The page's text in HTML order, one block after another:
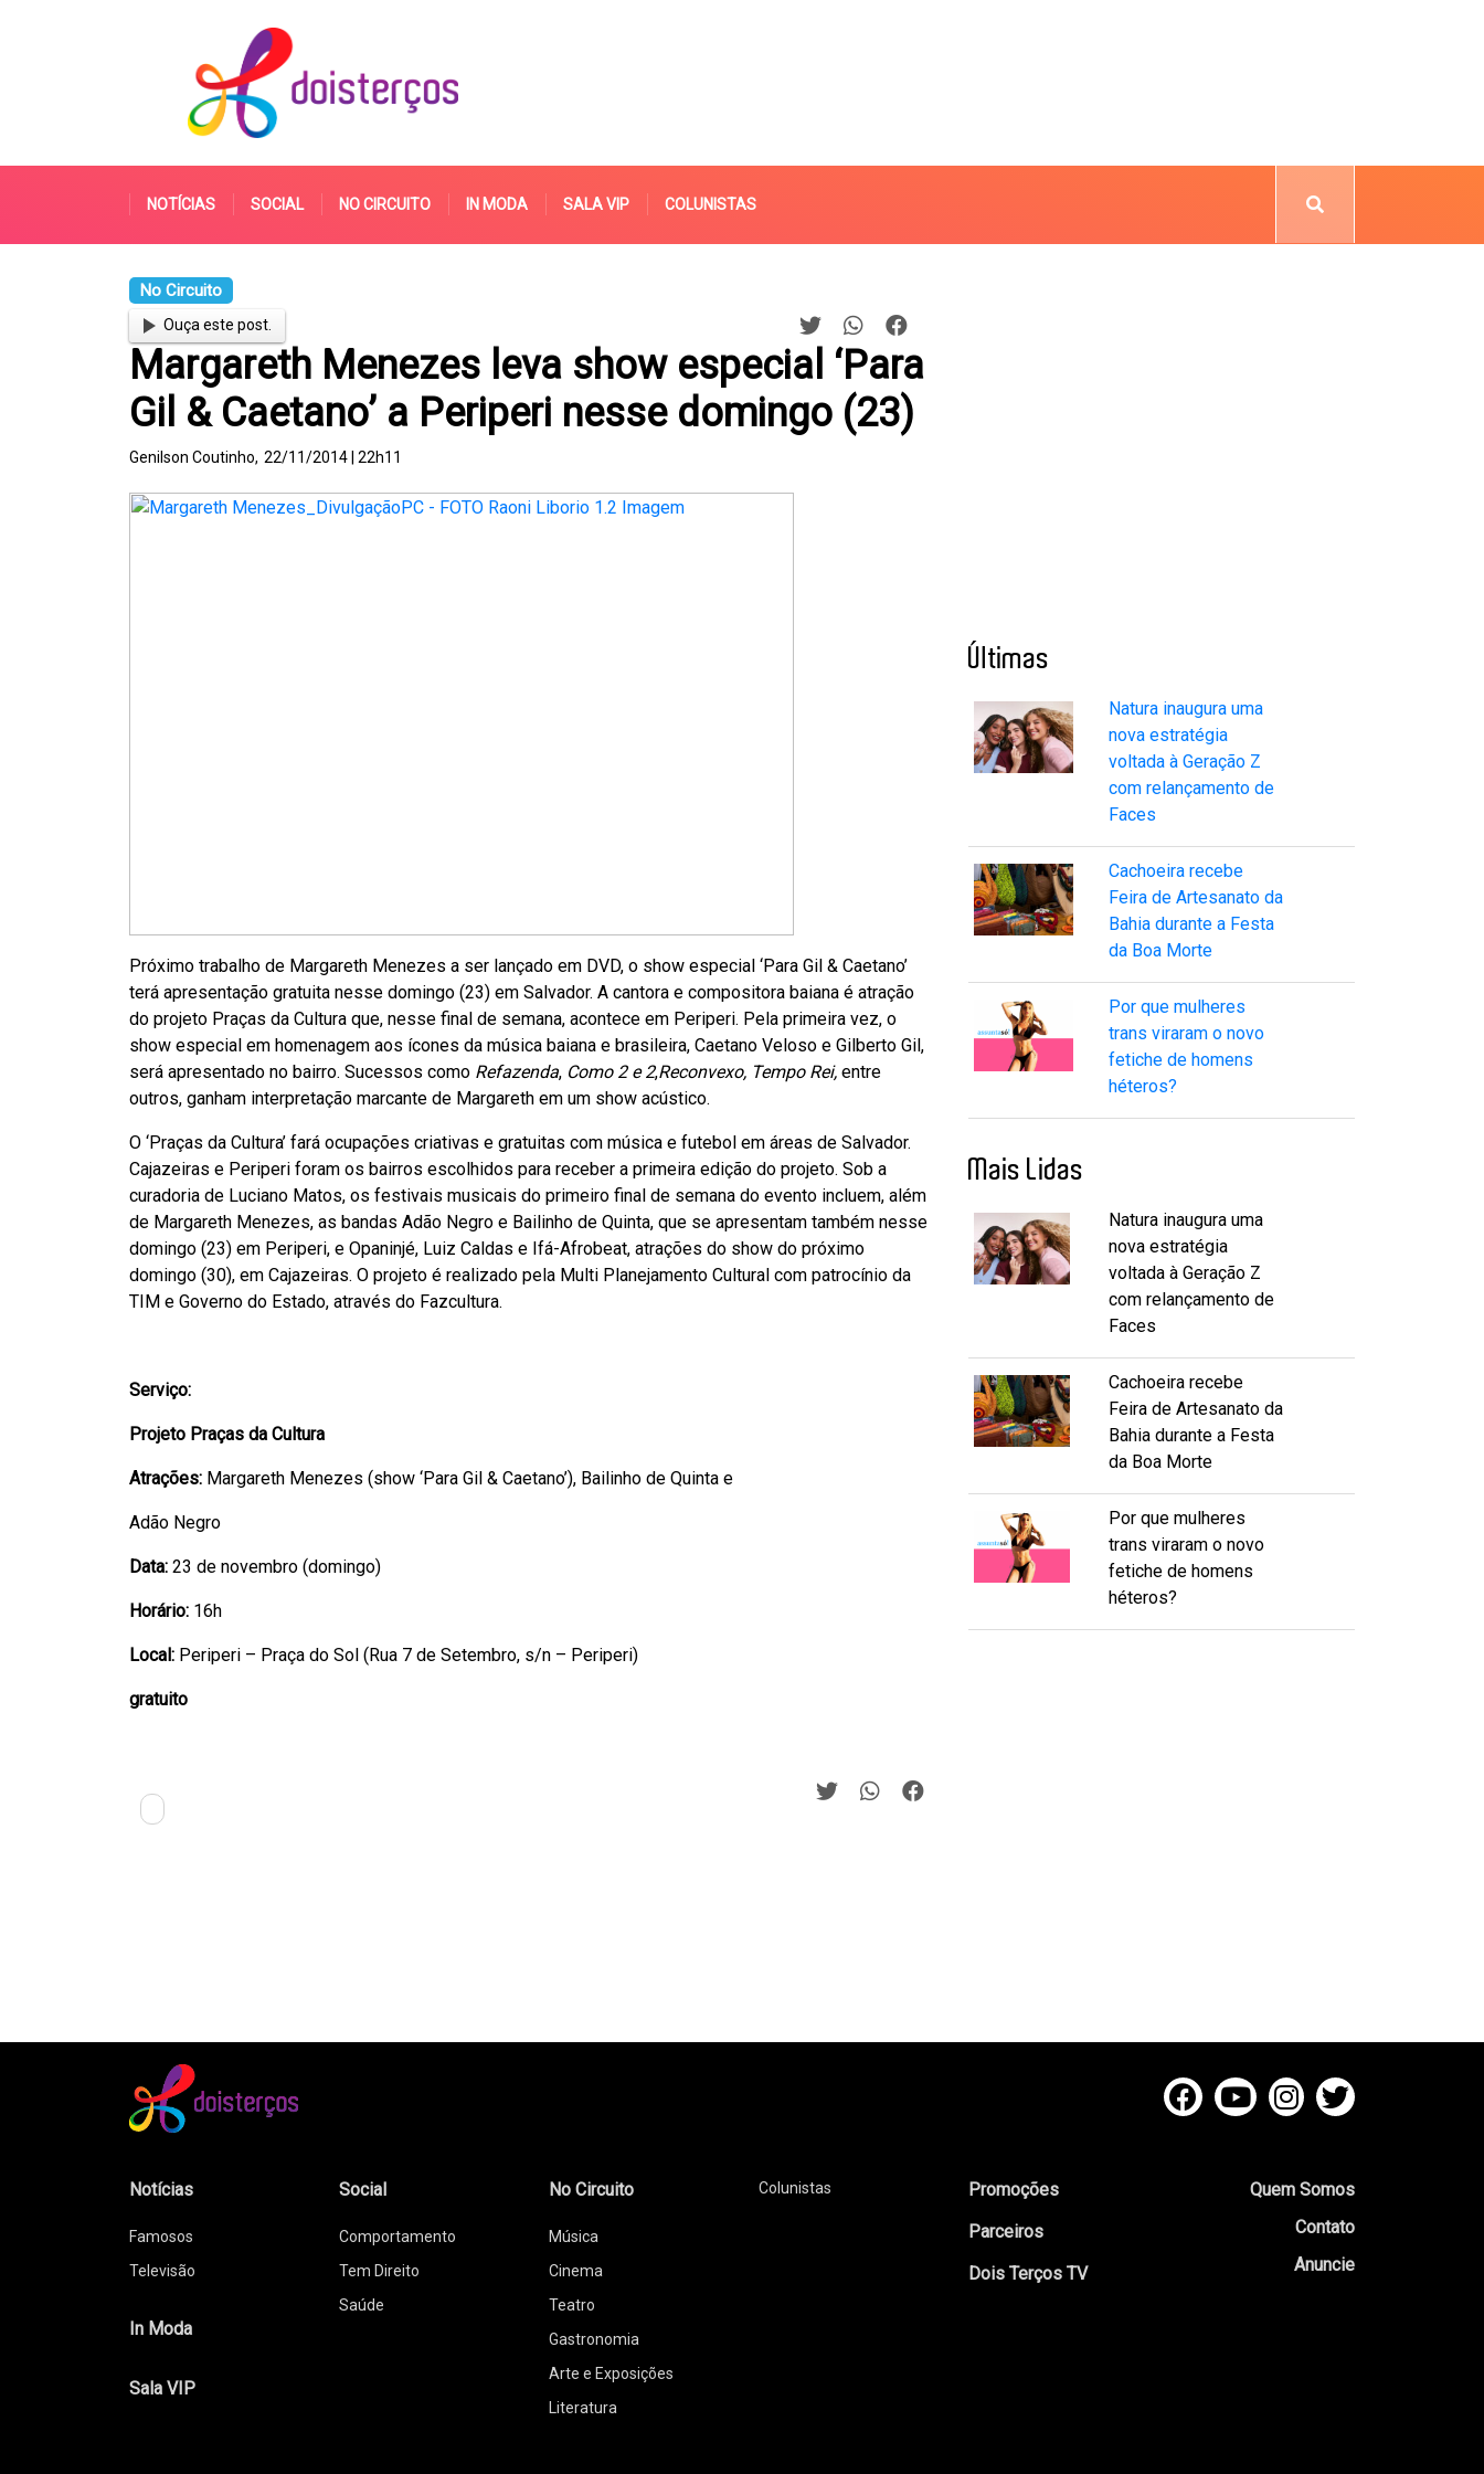
NOTÍCIAS SOCIAL NO CIRCUITO IN MODA SALA VIP COLUNISTAS
No Circuito
Ouça este post.
Margareth Menezes leva show especial ‘Para
Gil & Caetano’ a Periperi nesse domingo (23)
Genilson Coutinho, 22/11/2014 | 22h11
Próximo trabalho de Margareth Menezes a ser lançado em DVD, o show especial ‘Para Gil & Caetano’
terá apresentação gratuita nesse domingo (23) em Salvador. A cantora e compositora baiana é atração
do projeto Praças da Cultura que, nesse final de semana, acontece em Periperi. Pela primeira vez, o
show especial em homenagem aos ícones da música baiana e brasileira, Caetano Veloso e Gilberto Gil,
será apresentado no bairro. Sucessos como Refazenda, Como 2 e 2,Reconvexo, Tempo Rei, entre
outros, ganham interpretação marcante de Margareth em um show acústico.
O ‘Praças da Cultura’ fará ocupações criativas e gratuitas com música e futebol em áreas de Salvador.
Cajazeiras e Periperi foram os bairros escolhidos para receber a primeira edição do projeto. Sob a
curadoria de Luciano Matos, os festivais musicais do primeiro final de semana do evento incluem, além
de Margareth Menezes, as bandas Adão Negro e Bailinho de Quinta, que se apresentam também nesse
domingo (23) em Periperi, e Opaninjé, Luiz Caldas e Ifá-Afrobeat, atrações do show do próximo
domingo (30), em Cajazeiras. O projeto é realizado pela Multi Planejamento Cultural com patrocínio da
TIM e Governo do Estado, através do Fazcultura.
Serviço:
Projeto Praças da Cultura
Atrações: Margareth Menezes (show ‘Para Gil & Caetano’), Bailinho de Quinta e
Adão Negro
Data: 23 de novembro (domingo)
Horário: 16h
Local: Periperi – Praça do Sol (Rua 7 de Setembro, s/n – Periperi)
gratuito
Últimas
Natura inaugura uma
nova estratégia
voltada à Geração Z
com relançamento de
Faces
Cachoeira recebe
Feira de Artesanato da
Bahia durante a Festa
da Boa Morte
Por que mulheres
trans viraram o novo
fetiche de homens
héteros?
Mais Lidas
Natura inaugura uma
nova estratégia
voltada à Geração Z
com relançamento de
Faces
Cachoeira recebe
Feira de Artesanato da
Bahia durante a Festa
da Boa Morte
Por que mulheres
trans viraram o novo
fetiche de homens
héteros?
Notícias
Famosos
Televisão
In Moda
Sala VIP
Social
Comportamento
Tem Direito
Saúde
No Circuito
Música
Cinema
Teatro
Gastronomia
Arte e Exposições
Literatura
Colunistas
Promoções
Parceiros
Dois Terços TV
Quem Somos
Contato
Anuncie